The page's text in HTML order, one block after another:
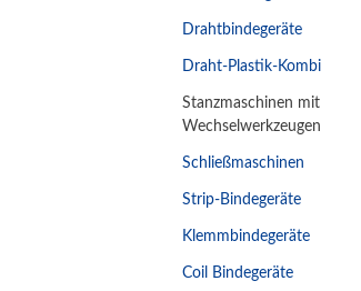
Drahtbindegeräte
Draht-Plastik-Kombi
Stanzmaschinen mit
Wechselwerkzeugen
Schließmaschinen
Strip-Bindegeräte
Klemmbindegeräte
Coil Bindegeräte